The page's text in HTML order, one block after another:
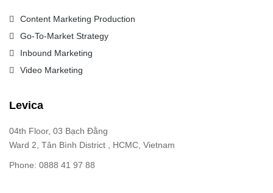
Content Marketing Production
Go-To-Market Strategy
Inbound Marketing
Video Marketing
Levica
04th Floor, 03 Bạch Đằng
Ward 2, Tân Bình District , HCMC, Vietnam
Phone: 0888 41 97 88